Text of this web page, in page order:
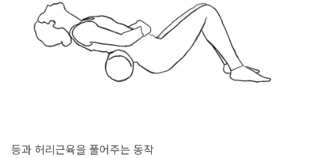
등과 허리근육을 풀어주는 동작